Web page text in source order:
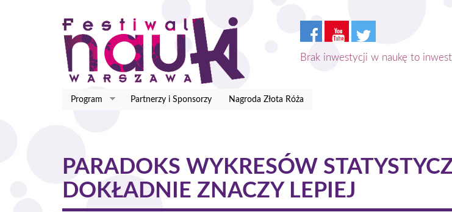
Brak inwestycji w naukę to
Program Partnerzy i Sponsorzy Nagroda Złota Róża
PARADOKS WYKRESÓW
DOKŁADNIE ZNACZY LEPIEJ